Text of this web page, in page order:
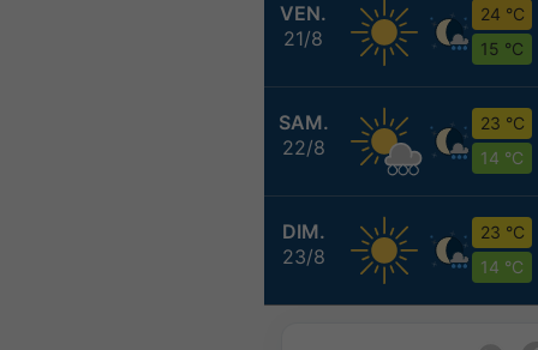
VEN.
21/8
24 °C
15 °C
SAM.
22/8
23 °C
14 °C
DIM.
23/8
23 °C
14 °C